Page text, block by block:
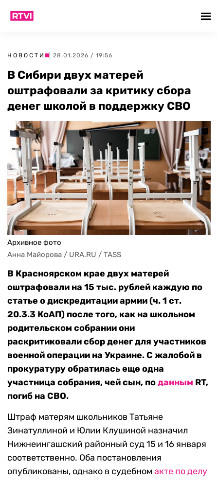
НОВОСТИ | 28.01.2026 / 19:56
В Сибири двух матерей
оштрафовали за критику сбора
денег школой в поддержку СВО
Архивное фото
Анна Майорова / URA.RU / TASS
В Красноярском крае двух матерей
оштрафовали на 15 тыс. рублей каждую по
статье о дискредитации армии (ч. 1 ст.
20.3.3 КоАП) после того, как на школьном
родительском собрании они
раскритиковали сбор денег для участников
военной операции на Украине. С жалобой в
прокуратуру обратилась еще одна
участница собрания, чей сын, поданным RT,
погиб на СВО.
Штраф матерям школьников Татьяне
Зинатуллиной и Юлии Клушиной назначил
Нижнеингашский районный суд 15 и 16 января
соответственно. Оба постановления
опубликованы, однако в судебном акте по делу